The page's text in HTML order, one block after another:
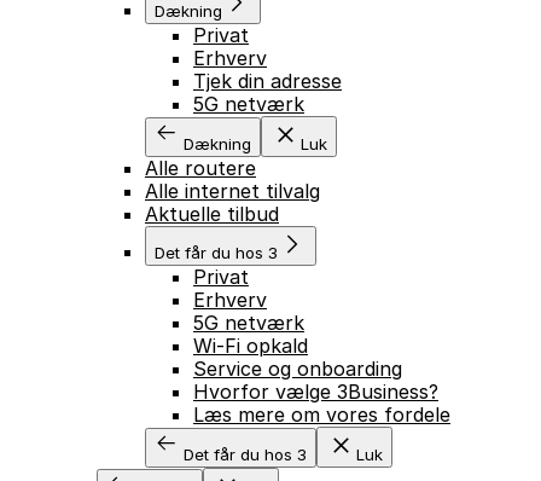
Dækning
Privat
Erhverv
Tjek din adresse
5G netværk
Dækning Luk
Alle routere
Alle internet tilvalg
Aktuelle tilbud
Det får du hos 3
Privat
Erhverv
5G netværk
Wi-Fi opkald
Service og onboarding
Hvorfor vælge 3Business?
Læs mere om vores fordele
Det får du hos 3 Luk